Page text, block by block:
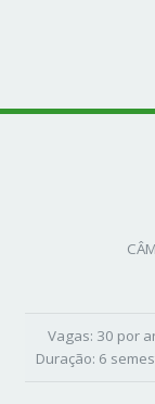
Vagas: 30 por
Duração: 6